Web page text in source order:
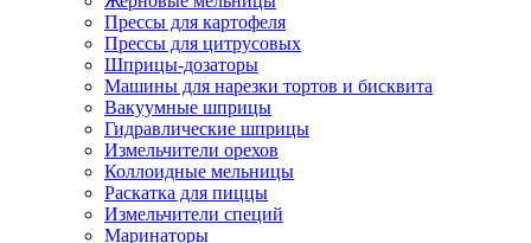
Прессы для картофеля
Прессы для цитрусовых
Шприцы-дозаторы
Машины для нарезки тортов и бисквита
Вакуумные шприцы
Гидравлические шприцы
Измельчители орехов
Коллоидные мельницы
Раскатка для пиццы
Измельчители специй
Маринаторы